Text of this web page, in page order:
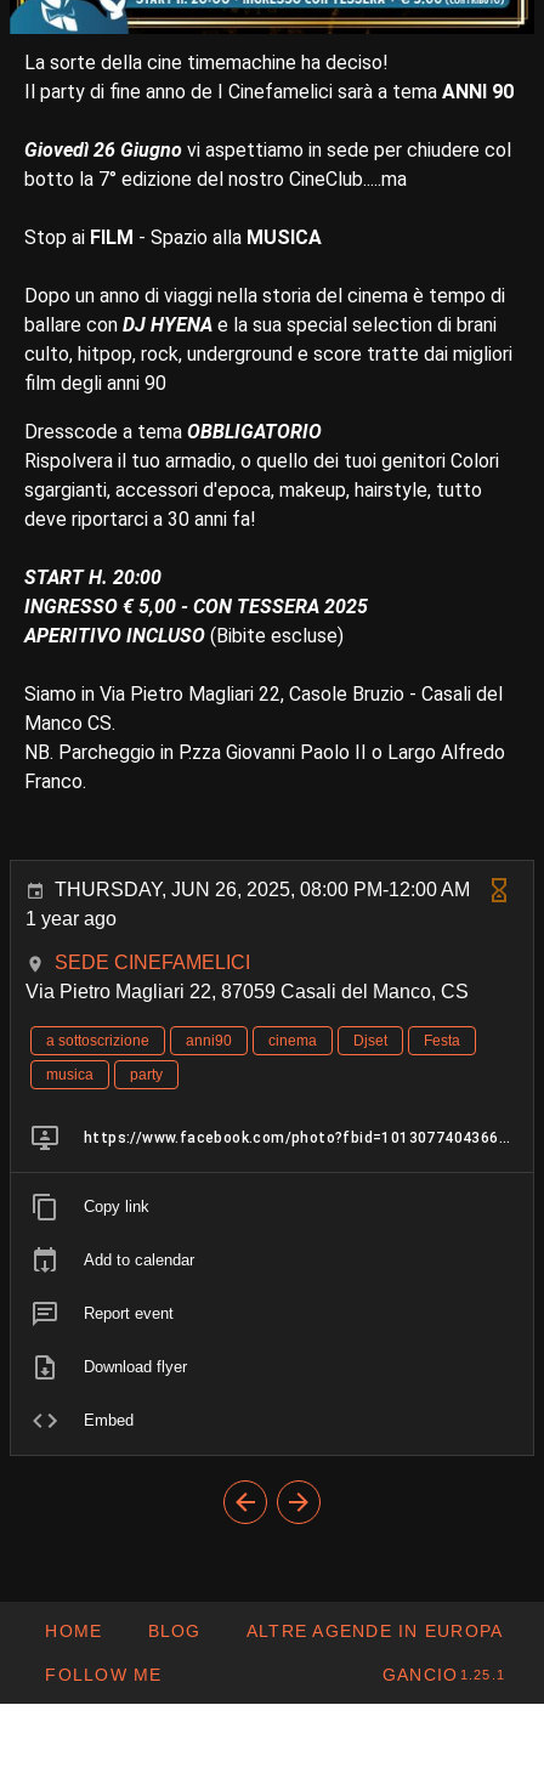
La sorte della cine timemachine ha deciso!
Il party di fine anno de I Cinefamelici sarà a tema ANNI 90
Giovedì 26 Giugno vi aspettiamo in sede per chiudere col
botto la 7° edizione del nostro CineClub.....ma
Stop ai FILM - Spazio alla MUSICA
Dopo un anno di viaggi nella storia del cinema è tempo di
ballare con DJ HYENA e la sua special selection di brani
culto, hitpop, rock, underground e score tratte dai migliori
film degli anni 90
Dresscode a tema OBBLIGATORIO
Rispolvera il tuo armadio, o quello dei tuoi genitori Colori
sgargianti, accessori d'epoca, makeup, hairstyle, tutto
deve riportarci a 30 anni fa!
START H. 20:00
INGRESSO € 5,00 - CON TESSERA 2025
APERITIVO INCLUSO (Bibite escluse)
Siamo in Via Pietro Magliari 22, Casole Bruzio - Casali del
Manco CS.
NB. Parcheggio in P.zza Giovanni Paolo II o Largo Alfredo
Franco.
THURSDAY, JUN 26, 2025, 08:00 PM-12:00 AM
1 year ago
SEDE CINEFAMELICI
Via Pietro Magliari 22, 87059 Casali del Manco, CS
a sottoscrizione anni90 cinema Djset
Festa
musica
party
https://www.facebook.com/photo?fbid=1013077404366817&set=a.476767501331146
Copy link
Add to calendar
Report event
Download flyer
Embed
HOME BLOG ALTRE AGENDE IN EUROPA
FOLLOW ME GANCIO 1.25.1